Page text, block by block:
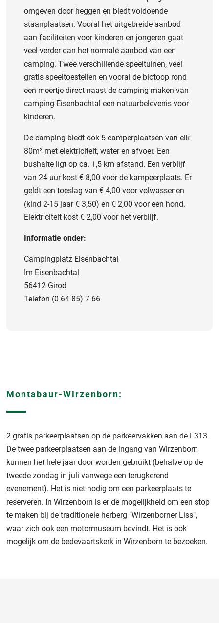
omgeven door heggen en biedt voldoende
staanplaatsen. Vooral het uitgebreide aanbod
aan faciliteiten voor kinderen en jongeren gaat
veel verder dan het normale aanbod van een
camping. Twee verschillende speeltuinen, veel
gratis speeltoestellen en vooral de biotoop rond
een meertje direct naast de camping maken van
camping Eisenbachtal een natuurbelevenis voor
kinderen.
De camping biedt ook 5 camperplaatsen van elk
80m² met elektriciteit, water en afvoer. Een
bushalte ligt op ca. 1,5 km afstand. Een verblijf
van 24 uur kost € 8,00 voor de kampeerplaats. Er
geldt een toeslag van € 4,00 voor volwassenen
(kind 2-15 jaar € 3,50) en € 2,00 voor een hond.
Elektriciteit kost € 2,00 voor het verblijf.
Informatie onder:
Campingplatz Eisenbachtal
Im Eisenbachtal
56412 Girod
Telefon (0 64 85) 7 66
Montabaur-Wirzenborn:
2 gratis parkeerplaatsen op de parkeervakken aan de L313.
De twee parkeerplaatsen aan de ingang van Wirzenborn
kunnen het hele jaar door worden gebruikt (behalve op de
tweede zondag in juli vanwege een terugkerend
evenement). Het is niet nodig om een parkeerplaats te
reserveren. In Wirzenborn is er de mogelijkheid om een stop
te maken bij de traditionele herberg "Wirzenborner Liss",
waar zich ook een motormuseum bevindt. Het is ook
mogelijk om de bedevaartskerk in Wirzenborn te bezoeken.